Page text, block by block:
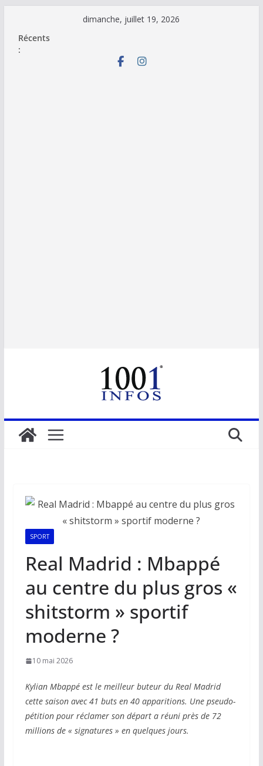
contenu
dimanche, juillet 19, 2026
Récents
:
SPORT
Real Madrid : Mbappé
au centre du plus gros «
shitstorm » sportif
moderne ?
10 mai 2026
Kylian Mbappé est le meilleur buteur du Real Madrid
cette saison avec 41 buts en 40 apparitions. Une pseudo-
pétition pour réclamer son départ a réuni près de 72
millions de « signatures » en quelques jours.